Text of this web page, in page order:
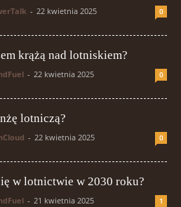
- 22 kwietnia 2025 0
krążą nad lotniskiem?
- 22 kwietnia 2025 0
lotniczą?
- 22 kwietnia 2025 0
w lotnictwie w 2030 roku?
- 21 kwietnia 2025 1